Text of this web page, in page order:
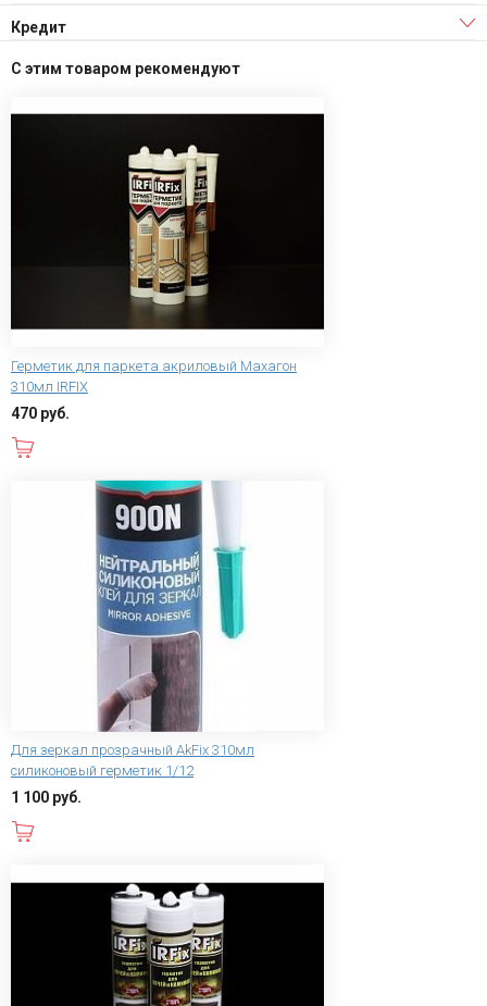
Кредит
С этим товаром рекомендуют
Герметик для паркета акриловый Махагон
310мл IRFIX
470 руб.
Для зеркал прозрачный AkFix 310мл
силиконовый герметик 1/12
1 100 руб.